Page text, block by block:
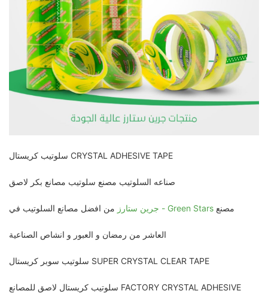
سلوتيب كريستال CRYSTAL ADHESIVE TAPE
صناعه السلوتيب مصنع سلوتيب مصانع بكر لاصق
مصنع جرين ستارز - Green Stars من افضل مصانع السلوتيب في
العاشر من رمضان و العبور و انشاص الصناعية
سلوتيب سوبر كريستال SUPER CRYSTAL CLEAR TAPE
سلوتيب كريستال لاصق للمصانع FACTORY CRYSTAL ADHESIVE